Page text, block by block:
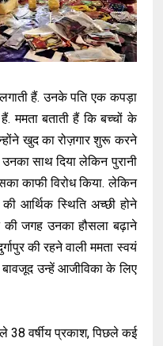
हैं. उनके पति एक कपड़ा
ममता बताती हैं कि बच्चों के
खुद का रोज़गार शुरू करने
साथ दिया लेकिन पुरानी
काफी विरोध किया. लेकिन
आर्थिक स्थिति अच्छी होने
की जगह उनका हौसला बढ़ाने
की रहने वाली ममता स्वयं
उन्हें आजीविका के लिए
38 वर्षीय प्रकाश, पिछले कई